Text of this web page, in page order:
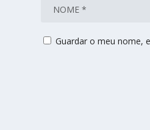
Guardar o meu nome,